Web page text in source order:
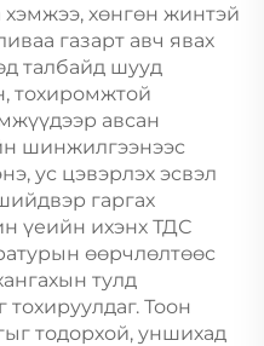
хэмжээ, хөнгөн жинтэй
газарт авч явах
талбайд шууд
тохиромжтой
авсан
шинжилгээнээс
ус цэвэрлэх эсвэл
гаргах
үеийн ихэнх ТДС
өөрчлөлтөөс
тулд
Тоон
тодорхой, уншихад